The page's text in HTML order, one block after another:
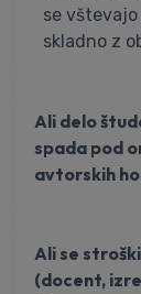
se
skladno z
Ali delo
spada pod
avtorskih
Ali se
(docent,